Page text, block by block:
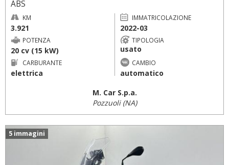
ABS
KM
3.921
IMMATRICOLAZIONE
2022-03
POTENZA
20 cv (15 kW)
TIPOLOGIA
usato
CARBURANTE
elettrica
CAMBIO
automatico
M. Car S.p.a.
Pozzuoli (NA)
5 immagini